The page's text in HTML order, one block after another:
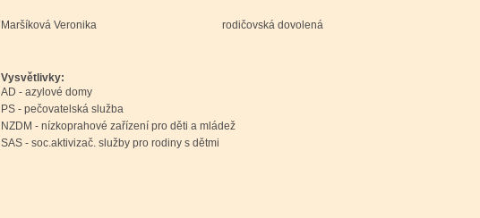
Maršíková Veronika rodičovská dovolená
Vysvětlivky:
AD - azylové domy
PS - pečovatelská služba
NZDM - nízkoprahové zařízení pro děti a mládež
SAS - soc.aktivizač. služby pro rodiny s dětmi